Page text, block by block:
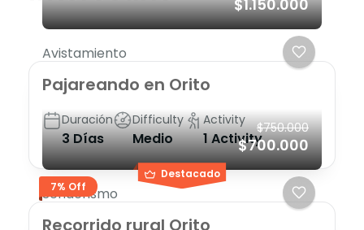
$1.150.000
Avistamiento
Pajareando en Orito
Duración
3 Días
Difficulty
Medio
Activity
1 Activity
Destacado
7% Off
$750.000
$700.000
Senderismo
Recorrido rural Orito